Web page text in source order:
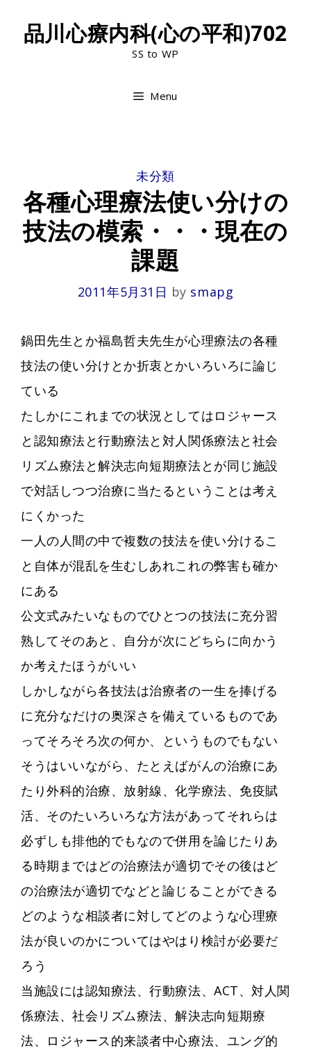
品川心療内科(心の平和)702
SS to WP
Menu
CATEGORIES
未分類
各種心理療法使い分けの
技法の模索・・・現在の
課題
2011年5月31日 by smapg
鍋田先生とか福島哲夫先生が心理療法の各種
技法の使い分けとか折衷とかいろいろに論じ
ている
たしかにこれまでの状況としてはロジャース
と認知療法と行動療法と対人関係療法と社会
リズム療法と解決志向短期療法とが同じ施設
で対話しつつ治療に当たるということは考え
にくかった
一人の人間の中で複数の技法を使い分けるこ
と自体が混乱を生むしあれこれの弊害も確か
にある
公文式みたいなものでひとつの技法に充分習
熟してそのあと、自分が次にどちらに向かう
か考えたほうがいい
しかしながら各技法は治療者の一生を捧げる
に充分なだけの奥深さを備えているものであ
ってそろそろ次の何か、というものでもない
そうはいいながら、たとえばがんの治療にあ
たり外科的治療、放射線、化学療法、免疫賦
活、そのたいろいろな方法があってそれらは
必ずしも排他的でもなので併用を論じたりあ
る時期まではどの治療法が適切でその後はど
の治療法が適切でなどと論じることができる
どのような相談者に対してどのような心理療
法が良いのかについてはやはり検討が必要だ
ろう
当施設には認知療法、行動療法、ACT、対人関
係療法、社会リズム療法、解決志向短期療
法、ロジャース的来談者中心療法、ユング的